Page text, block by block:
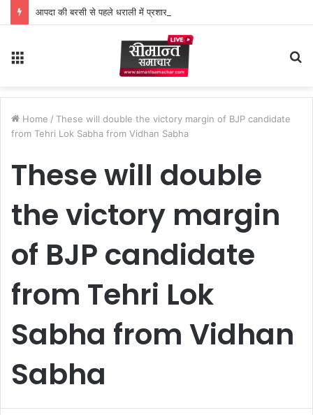
Home / These will double the victory margin of BJP candidate
from Tehri Lok Sabha from Vidhan Sabha
These will double
the victory margin
of BJP candidate
from Tehri Lok
Sabha from Vidhan
Sabha